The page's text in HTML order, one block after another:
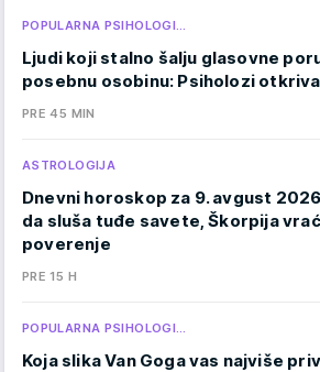
POPULARNA PSIHOLOGI…
Ljudi koji stalno šalju glasovne
posebnu osobinu: Psiholozi
PRE 45 MIN
ASTROLOGIJA
Dnevni horoskop za 9. avgust
da sluša tuđe savete, Škorpija
poverenje
PRE 15 H
POPULARNA PSIHOLOGI…
Koja slika Van Goga vas najviše